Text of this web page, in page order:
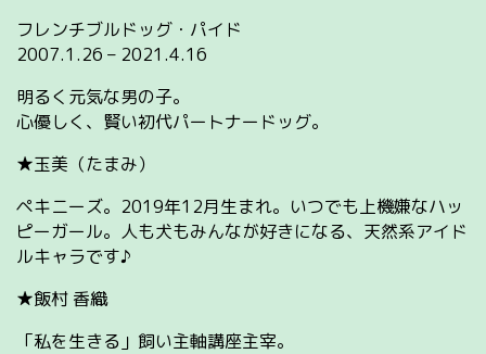
フレンチブルドッグ・パイド
2007.1.26 – 2021.4.16
明るく元気な男の子。
心優しく、賢い初代パートナードッグ。
★玉美（たまみ）
ペキニーズ。2019年12月生まれ。いつでも上機嫌なハッ
ピーガール。人も犬もみんなが好きになる、天然系アイド
ルキャラです♪
★飯村 香織
「私を生きる」飼い主軸講座主宰。